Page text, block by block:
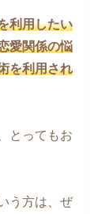
利用したい
愛関係の悩
を利用され
とってもお
う方は、ぜ